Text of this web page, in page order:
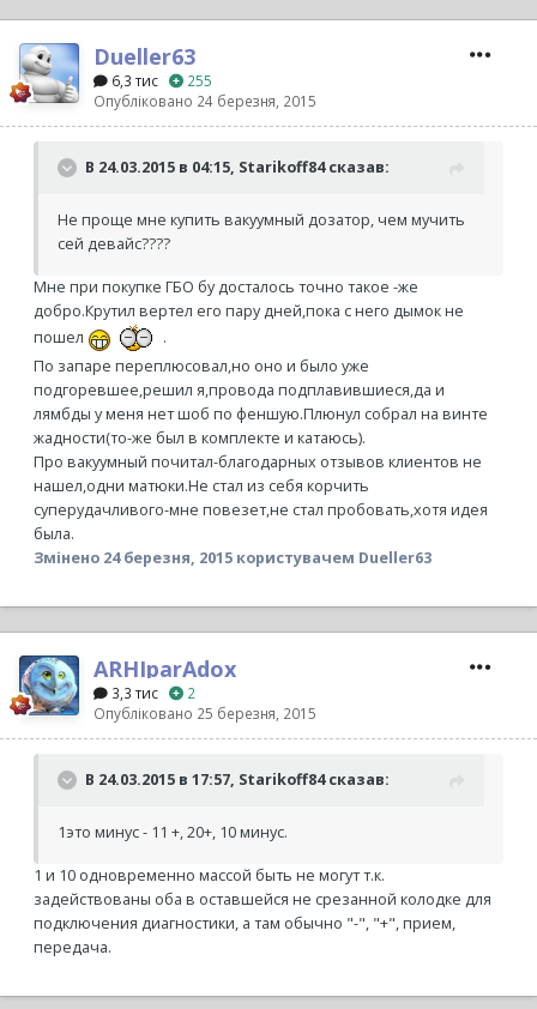
Dueller63
6,3 тис
255
Опубліковано 24 березня, 2015
В 24.03.2015 в 04:15, Starikoff84 сказав:
Не проще мне купить вакуумный дозатор, чем мучить
сей девайс????
Мне при покупке ГБО бу досталось точно такое -же
добро.Крутил вертел его пару дней,пока с него дымок не
пошел
.
По запаре переплюсовал,но оно и было уже
подгоревшее,решил я,провода подплавившиеся,да и
лямбды у меня нет шоб по феншую.Плюнул собрал на винте
жадности(то-же был в комплекте и катаюсь).
Про вакуумный почитал-благодарных отзывов клиентов не
нашел,одни матюки.Не стал из себя корчить
суперудачливого-мне повезет,не стал пробовать,хотя идея
была.
Змінено 24 березня, 2015 користувачем Dueller63
ARHIparAdox
3,3 тис
2
Опубліковано 25 березня, 2015
В 24.03.2015 в 17:57, Starikoff84 сказав:
1это минус - 11 +, 20+, 10 минус.
1 и 10 одновременно массой быть не могут т.к.
задействованы оба в оставшейся не срезанной колодке для
подключения диагностики, а там обычно "-", "+", прием,
передача.